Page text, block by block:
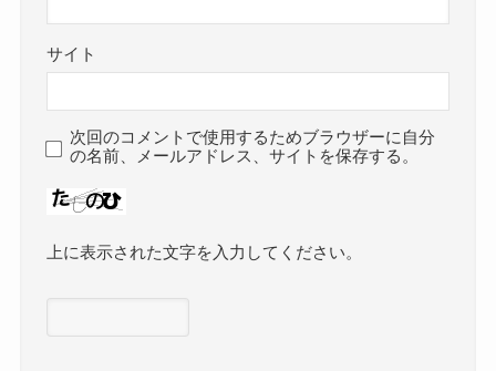
サイト
次回のコメントで使用するためブラウザーに自分
の名前、メールアドレス、サイトを保存する。
上に表示された文字を入力してください。